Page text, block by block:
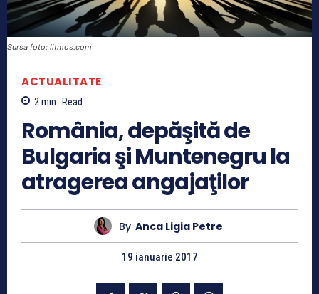
Sursa foto: litmos.com
ACTUALITATE
2min. Read
România, depăşită de
Bulgaria şi Muntenegru la
atragerea angajaţilor
By Anca Ligia Petre
19 ianuarie 2017